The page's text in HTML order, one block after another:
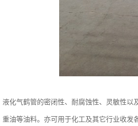
液化气鹤管的密闭性、耐腐蚀性、灵敏性以
重油等油料。亦可用于化工及其它行业收发